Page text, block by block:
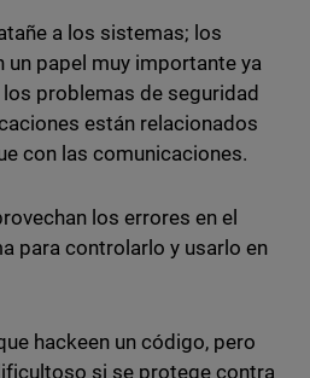
a los sistemas; los
papel muy importante ya
problemas de seguridad
están relacionados
con las comunicaciones.
los errores en el
para controlarlo y usarlo en
hackeen un código, pero
si se protege contra